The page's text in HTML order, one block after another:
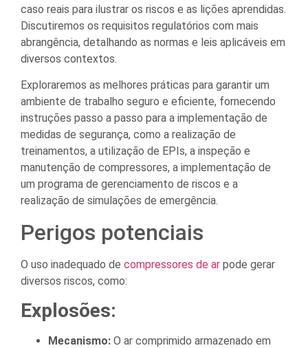
caso reais para ilustrar os riscos e as lições aprendidas.
Discutiremos os requisitos regulatórios com mais
abrangência, detalhando as normas e leis aplicáveis em
diversos contextos.
Exploraremos as melhores práticas para garantir um
ambiente de trabalho seguro e eficiente, fornecendo
instruções passo a passo para a implementação de
medidas de segurança, como a realização de
treinamentos, a utilização de EPIs, a inspeção e
manutenção de compressores, a implementação de
um programa de gerenciamento de riscos e a
realização de simulações de emergência.
Perigos potenciais
O uso inadequado de compressores de ar pode gerar
diversos riscos, como:
Explosões:
Mecanismo: O ar comprimido armazenado em